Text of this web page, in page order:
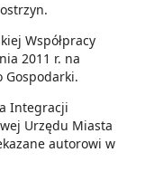
Współpracy
2011 r. na
Gospodarki.
Integracji
Urzędu Miasta
autorowi w